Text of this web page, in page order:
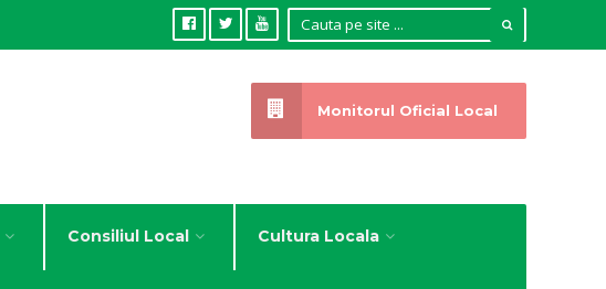
Consiliul Local Cultura Locala
Monitorul Oficial Local